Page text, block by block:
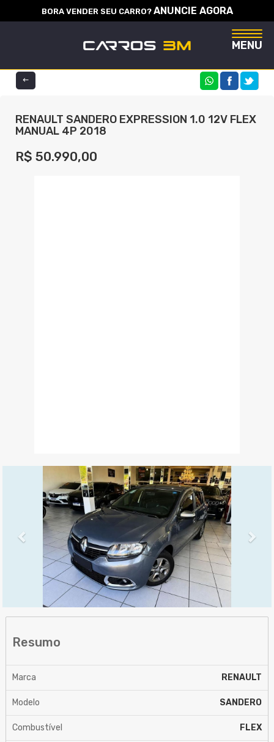
BORA VENDER SEU CARRO? ANUNCIE AGORA
MENU
RENAULT SANDERO EXPRESSION 1.0 12V FLEX
MANUAL 4P 2018
R$ 50.990,00
Resumo
Marca RENAULT
Modelo SANDERO
Combustível FLEX